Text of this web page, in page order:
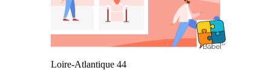
Loire-Atlantique 44